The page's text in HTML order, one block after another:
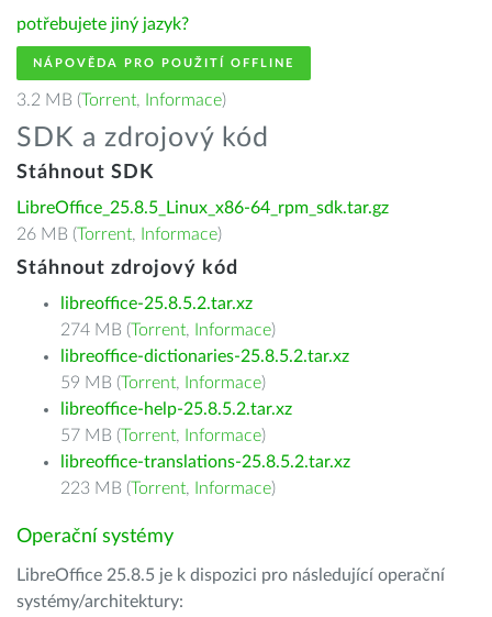
potřebujete jiný jazyk?
NÁPOVĚDA PRO POUŽITÍ OFFLINE
3.2 MB (Torrent, Informace)
SDK a zdrojový kód
Stáhnout SDK
LibreOffice_25.8.5_Linux_x86-64_rpm_sdk.tar.gz
26 MB (Torrent, Informace)
Stáhnout zdrojový kód
libreoffice-25.8.5.2.tar.xz
274 MB (Torrent, Informace)
libreoffice-dictionaries-25.8.5.2.tar.xz
59 MB (Torrent, Informace)
libreoffice-help-25.8.5.2.tar.xz
57 MB (Torrent, Informace)
libreoffice-translations-25.8.5.2.tar.xz
223 MB (Torrent, Informace)
Operační systémy
LibreOffice 25.8.5 je k dispozici pro následující operační
systémy/architektury: